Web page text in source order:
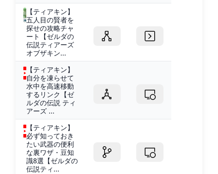
【ティアキン】
五人目の賢者を
探せの攻略チャ
ート【ゼルダの
伝説ティアーズ
オブザキン...
【ティアキン】
自分を凍らせて
水中を高速移動
するリンク【ゼ
ルダの伝説 ティ
アーズ ...
【ティアキン】
必ず知っておき
たい武器の便利
な裏ワザ・豆知
識8選【ゼルダの
伝説ティ...